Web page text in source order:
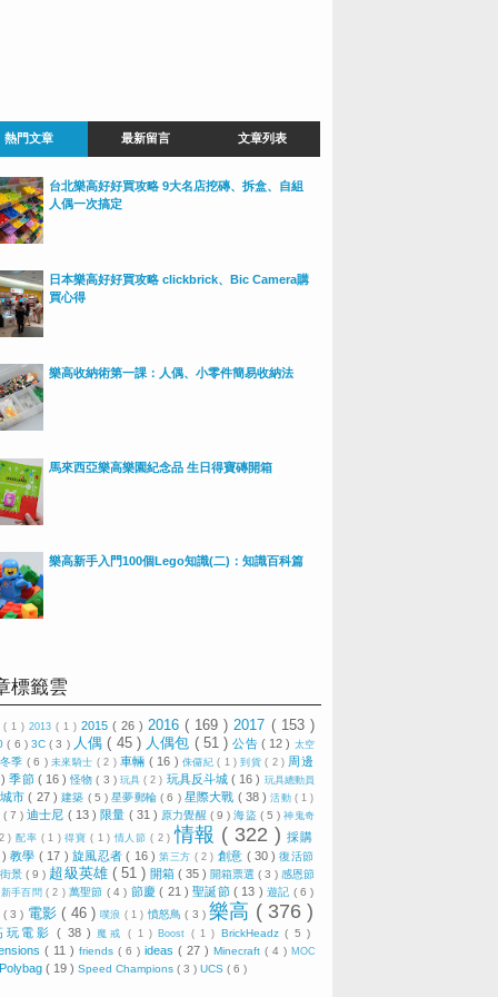
熱門文章 最新留言 文章列表
台北樂高好好買攻略 9大名店挖磚、拆盒、自組
人偶一次搞定
日本樂高好好買攻略 clickbrick、Bic Camera購
買心得
樂高收納術第一課：人偶、小零件簡易收納法
馬來西亞樂高樂園紀念品 生日得寶磚開箱
樂高新手入門100個Lego知識(二)：知識百科篇
標籤雲
( 1 )2013( 1 )2015( 26 ) 2016( 169 ) 2017 ( 153 )
( 6 ) 3C( 3 ) 人偶( 45 ) 人偶包 ( 51 )公告 ( 12 ) 太空
冬季( 6 )未來騎士 ( 2 ) 車輛 ( 16 ) 侏儸紀( 1 )到貨( 2 ) 周邊
)季節 ( 16 )怪物( 3 ) 玩具( 2 ) 玩具反斗城( 16 ) 玩具總動員
城市( 27 ) 建築 ( 5 )星夢郵輪( 6 ) 星際大戰 ( 38 )活動 ( 1 )
( 7 )迪士尼 ( 13 )限量 ( 31 ) 原力覺醒 ( 9 )海盜 ( 5 )神鬼奇
) 配率 ( 1 )得寶( 1 ) 情人節( 2 )情報 ( 322 )採購
)教學 ( 17 ) 旋風忍者( 16 )第三方 ( 2 ) 創意 ( 30 )復活節
街景( 9 ) 超級英雄 ( 51 ) 開箱 ( 35 )開箱票選( 3 )感恩節
新手百問( 2 ) 萬聖節 ( 4 ) 節慶( 21 )聖誕節( 13 ) 遊記 ( 6 )
( 3 ) 電影( 46 )噗浪 ( 1 ) 憤怒鳥( 3 )樂高 ( 376 )
玩電影( 38 ) 魔戒( 1 ) Boost ( 1 ) BrickHeadz( 5 )
( 11 ) friends ( 6 ) ideas ( 27 ) Minecraft ( 4 ) MOC
Polybag( 19 )Speed Champions( 3 )UCS( 6 )